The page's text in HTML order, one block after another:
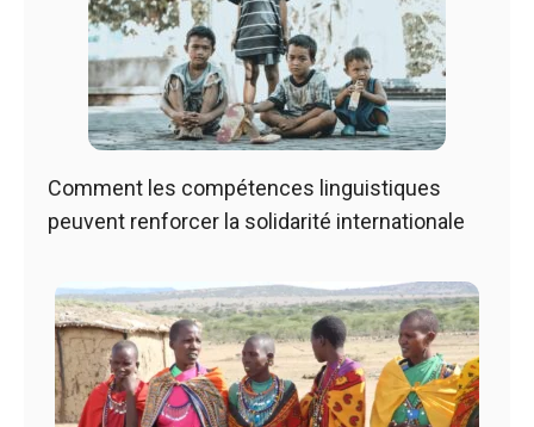
Comment les compétences linguistiques
peuvent renforcer la solidarité internationale